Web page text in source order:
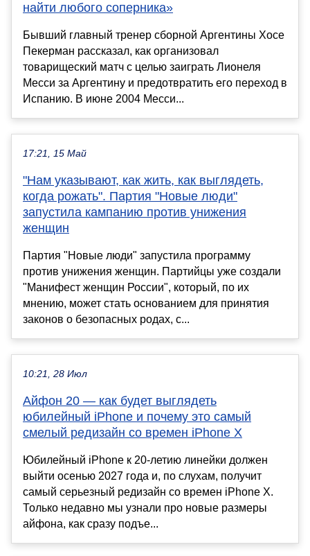
найти любого соперника»
Бывший главный тренер сборной Аргентины Хосе
Пекерман рассказал, как организовал
товарищеский матч с целью заиграть Лионеля
Месси за Аргентину и предотвратить его переход в
Испанию. В июне 2004 Месси...
17:21, 15 Май
"Нам указывают, как жить, как выглядеть,
когда рожать". Партия "Новые люди"
запустила кампанию против унижения
женщин
Партия "Новые люди" запустила программу
против унижения женщин. Партийцы уже создали
"Манифест женщин России", который, по их
мнению, может стать основанием для принятия
законов о безопасных родах, с...
10:21, 28 Июл
Айфон 20 — как будет выглядеть
юбилейный iPhone и почему это самый
смелый редизайн со времен iPhone X
Юбилейный iPhone к 20-летию линейки должен
выйти осенью 2027 года и, по слухам, получит
самый серьезный редизайн со времен iPhone X.
Только недавно мы узнали про новые размеры
айфона, как сразу подъе...